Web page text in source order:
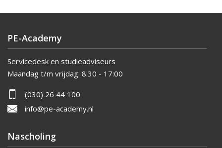
PE-Academy
Servicedesk en studieadviseurs
Maandag t/m vrijdag: 8:30 - 17:00
(030) 26 44 100
info@pe-academy.nl
Nascholing